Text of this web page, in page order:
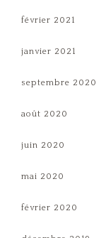
février 2021
janvier 2021
septembre 2020
août 2020
juin 2020
mai 2020
février 2020